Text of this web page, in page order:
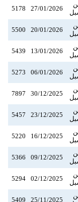
27/01/2026
5178
20/01/2026
5500
13/01/2026
5439
06/01/2026
5273
30/12/2025
7897
23/12/2025
5457
16/12/2025
5220
09/12/2025
5366
02/12/2025
5294
25/11/2025
5409